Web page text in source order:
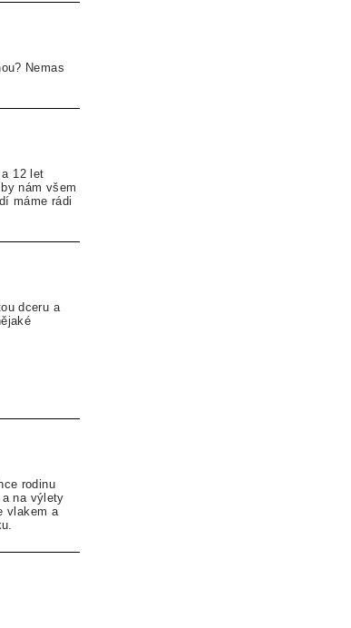
Nemas
12 let
nám všem
máme rádi
dceru a
rodinu
na výlety
vlakem a